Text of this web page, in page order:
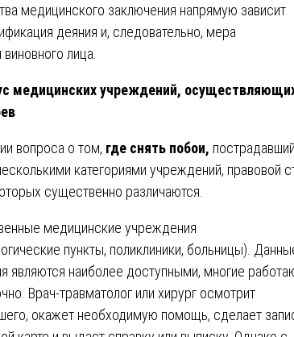
медицинского заключения напрямую зависит
деяния и, следовательно, мера
лица.
медицинских учреждений,
вопроса о том, где снять побои, пострадавший
категориями учреждений, правовой
существенно различаются.
медицинские учреждения
пункты, поликлиники, больницы).
являются наиболее доступными, многие
Врач-травматолог или хирург осмотрит
окажет необходимую помощь, сделает